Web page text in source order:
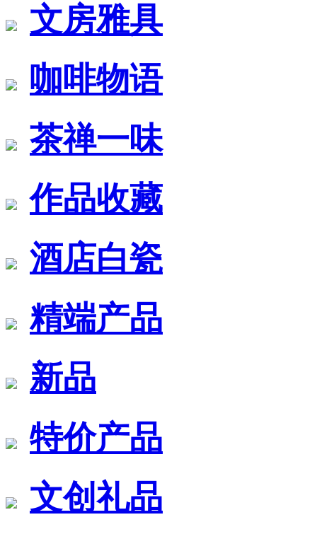
文房雅具
咖啡物语
茶禅一味
作品收藏
酒店白瓷
精端产品
新品
特价产品
文创礼品